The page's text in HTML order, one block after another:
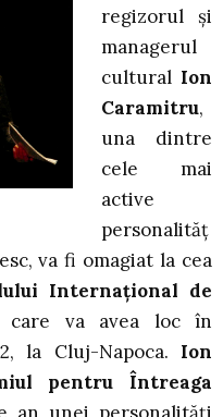
regizorul şi
managerul
cultural Ion
Caramitru,
una dintre
cele mai
active
personalităţ
va fi omagiat la cea
Internațional de
care va avea loc în
la Cluj-Napoca. Ion
pentru Întreaga